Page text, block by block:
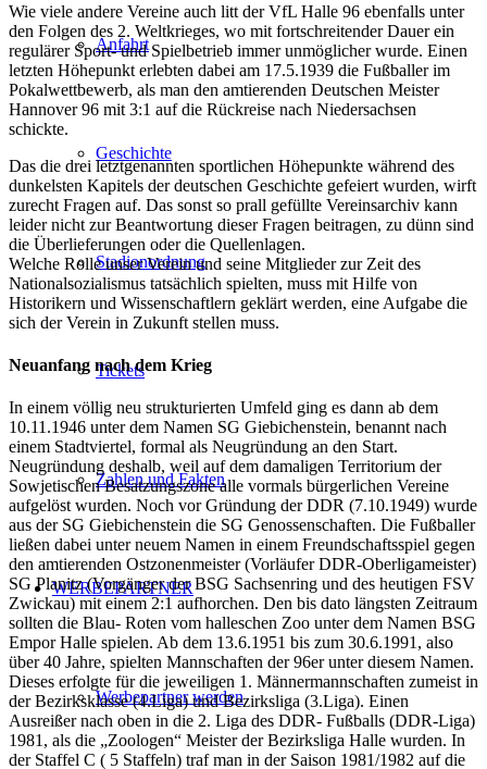
Anfahrt
Geschichte
Stadionordnung
Tickets
Zahlen und Fakten
WERBEPARTNER
Werbepartner werden
Wie viele andere Vereine auch litt der VfL Halle 96 ebenfalls unter
den Folgen des 2. Weltkrieges, wo mit fortschreitender Dauer ein
regulärer Sport- und Spielbetrieb immer unmöglicher wurde. Einen
letzten Höhepunkt erlebten dabei am 17.5.1939 die Fußballer im
Pokalwettbewerb, als man den amtierenden Deutschen Meister
Hannover 96 mit 3:1 auf die Rückreise nach Niedersachsen
schickte.
Das die drei letztgenannten sportlichen Höhepunkte während des
dunkelsten Kapitels der deutschen Geschichte gefeiert wurden, wirft
zurecht Fragen auf. Das sonst so prall gefüllte Vereinsarchiv kann
leider nicht zur Beantwortung dieser Fragen beitragen, zu dünn sind
die Überlieferungen oder die Quellenlagen.
Welche Rolle unser Verein und seine Mitglieder zur Zeit des
Nationalsozialismus tatsächlich spielten, muss mit Hilfe von
Historikern und Wissenschaftlern geklärt werden, eine Aufgabe die
sich der Verein in Zukunft stellen muss.
Neuanfang nach dem Krieg
In einem völlig neu strukturierten Umfeld ging es dann ab dem
10.11.1946 unter dem Namen SG Giebichenstein, benannt nach
einem Stadtviertel, formal als Neugründung an den Start.
Neugründung deshalb, weil auf dem damaligen Territorium der
Sowjetischen Besatzungszone alle vormals bürgerlichen Vereine
aufgelöst wurden. Noch vor Gründung der DDR (7.10.1949) wurde
aus der SG Giebichenstein die SG Genossenschaften. Die Fußballer
ließen dabei unter neuem Namen in einem Freundschaftsspiel gegen
den amtierenden Ostzonenmeister (Vorläufer DDR-Oberligameister)
SG Planitz (Vorgänger der BSG Sachsenring und des heutigen FSV
Zwickau) mit einem 2:1 aufhorchen. Den bis dato längsten Zeitraum
sollten die Blau- Roten vom halleschen Zoo unter dem Namen BSG
Empor Halle spielen. Ab dem 13.6.1951 bis zum 30.6.1991, also
über 40 Jahre, spielten Mannschaften der 96er unter diesem Namen.
Dieses erfolgte für die jeweiligen 1. Männermannschaften zumeist in
der Bezirksklasse (4.Liga) und Bezirksliga (3.Liga). Einen
Ausreißer nach oben in die 2. Liga des DDR- Fußballs (DDR-Liga)
1981, als die „Zoologen“ Meister der Bezirksliga Halle wurden. In
der Staffel C ( 5 Staffeln) traf man in der Saison 1981/1982 auf die